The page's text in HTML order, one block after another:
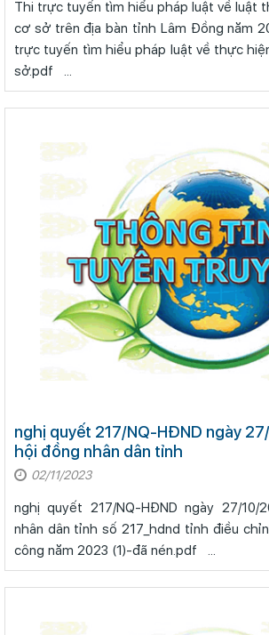
Thi trực tuyến tìm hiểu pháp luật về luật
cơ sở trên địa bàn tỉnh Lâm Đồng năm 2023 thể lệ
trực tuyến tìm hiểu pháp luật về thực
sở.pdf ...
nghị quyết 217/NQ-HĐND ngày
hội đồng nhân dân tỉnh
02/11/2023
nghị quyết 217/NQ-HĐND ngày 27/10/
nhân dân tỉnh số 217_hdnd tỉnh điều chỉnh kế hoạch đầu tư
công năm 2023 (1)-đã nén.pdf ...